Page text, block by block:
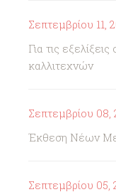
Σεπτεμβρίου 11,
Για τις
καλλιτεχνών
Σεπτεμβρίου 08,
Έκθεση Νέων
Σεπτεμβρίου 05,